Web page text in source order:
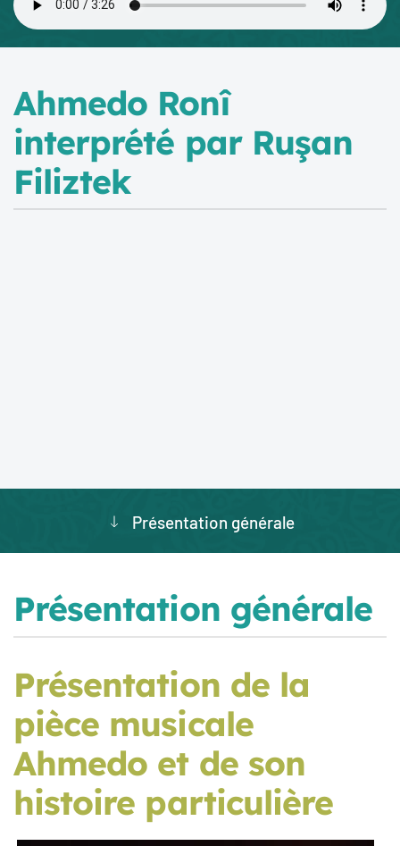
Ahmedo Ronî
interprété par Ruşan
Filiztek
Présentation générale
Présentation générale
Présentation de la
pièce musicale
Ahmedo et de son
histoire particulière